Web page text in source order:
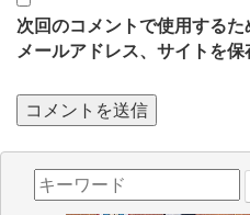
次回のコメントで使用するた
メールアドレス、サイトを保